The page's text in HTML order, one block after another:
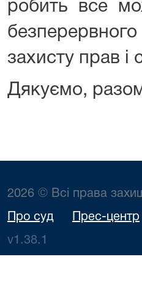
робить все
захисту прав і
Дякуємо,
2026 © Всі права
Про суд Прес-центр
v1.38.1